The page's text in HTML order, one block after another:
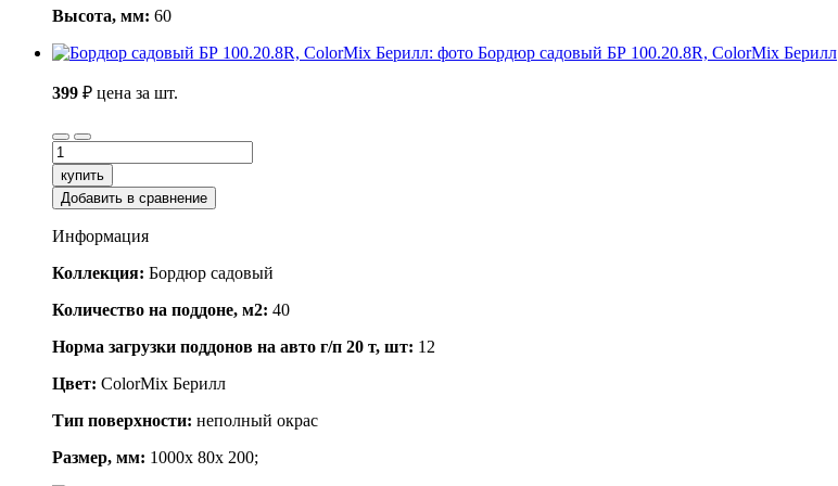
Высота, мм: 60
Бордюр садовый БР 100.20.8R, ColorMix Берилл
399 ₽ цена за шт.
купить
Добавить в сравнение
Информация
Коллекция: Бордюр садовый
Количество на поддоне, м2: 40
Норма загрузки поддонов на авто г/п 20 т, шт: 12
Цвет: ColorMix Берилл
Тип поверхности: неполный окрас
Размер, мм: 1000x 80x 200;